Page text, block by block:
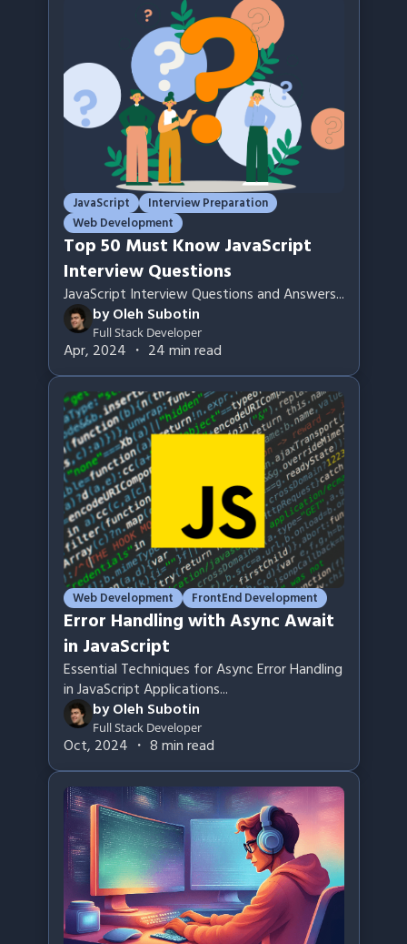
JavaScript
Interview Preparation
Web Development
Top 50 Must Know JavaScript
Interview Questions
JavaScript Interview Questions and Answers...
byOleh Subotin
Full Stack Developer
Apr, 2024 ・ 24min read
Web Development FrontEnd Development
Error Handling with Async Await
in JavaScript
Essential Techniques for Async Error Handling
in JavaScript Applications...
byOleh Subotin
Full Stack Developer
Oct, 2024 ・ 8min read